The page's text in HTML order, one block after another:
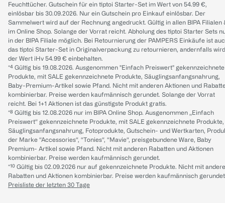
Feuchttücher. Gutschein für ein tiptoi Starter-Set im Wert von 54.99 €,
einlösbar bis 30.09.2026. Nur ein Gutschein pro Einkauf einlösbar. Der
Sammelwert wird auf der Rechnung angedruckt. Gültig in allen BIPA Filialen
im Online Shop. Solange der Vorrat reicht. Abholung des tiptoi Starter Sets
in der BIPA Filiale möglich. Bei Retournierung der PAMPERS Einkäufe ist
das tiptoi Starter-Set in Originalverpackung zu retournieren, andernfalls wird
der Wert iHv 54.99 € einbehalten.
*⁴ Gültig bis 19.08.2026. Ausgenommen "Einfach Preiswert" gekennzeichnete
Produkte, mit SALE gekennzeichnete Produkte, Säuglingsanfangsnahrung,
Baby-Premium-Artikel sowie Pfand. Nicht mit anderen Aktionen und
kombinierbar. Preise werden kaufmännisch gerundet. Solange der Vorrat
reicht. Bei 1+1 Aktionen ist das günstigste Produkt gratis.
*⁸ Gültig bis 12.08.2026 nur im BIPA Online Shop. Ausgenommen „Einfach
Preiswert“ gekennzeichnete Produkte, mit SALE gekennzeichnete Produkte,
Säuglingsanfangsnahrung, Fotoprodukte, Gutschein- und Wertkarten,
der Marke “Accessories“, “Tonies“, “Mavie“, preisgebundene Ware, Baby
Premium- Artikel sowie Pfand. Nicht mit anderen Rabatten und Aktionen
kombinierbar. Preise werden kaufmännisch gerundet.
*¹⁰ Gültig bis 02.09.2026 nur auf gekennzeichnete Produkte. Nicht mit
Rabatten und Aktionen kombinierbar. Preise werden kaufmännisch
Preisliste der letzten 30 Tage